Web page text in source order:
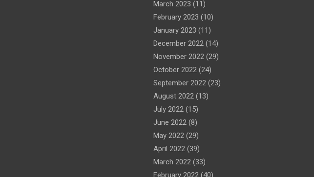
March 2023 (11)
February 2023 (10)
January 2023 (11)
December 2022(14)
November 2022(29)
October 2022(24)
September 2022(23)
August 2022(13)
July 2022(15)
June 2022(8)
May 2022(29)
April 2022(39)
March 2022(33)
February 2022 (40)